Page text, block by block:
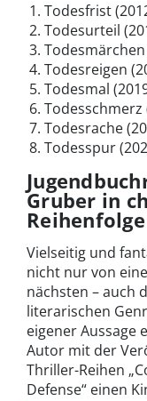
Todesfrist
Todesurteil
Todesmärchen
Todesreigen
Todesmal
Todesschmerz
Todesrache
Todesspur
Gruber in
Reihenfolge
Vielseitig und
nicht nur von
nächsten – auch
literarischen
eigener Aussage
Autor mit der
Thriller-Reihen
Defense“ einen